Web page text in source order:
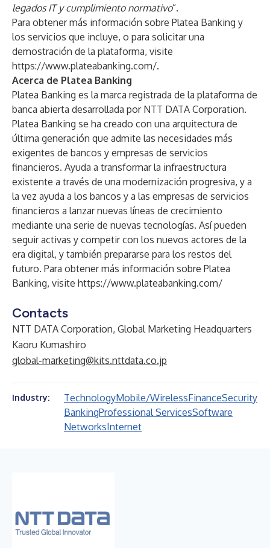
legados IT y cumplimiento normativo”.
Para obtener más información sobre Platea Banking y
los servicios que incluye, o para solicitar una
demostración de la plataforma, visite
https://www.plateabanking.com/.
Acerca de Platea Banking
Platea Banking es la marca registrada de la plataforma de
banca abierta desarrollada por NTT DATA Corporation.
Platea Banking se ha creado con una arquitectura de
última generación que admite las necesidades más
exigentes de bancos y empresas de servicios
financieros. Ayuda a transformar la infraestructura
existente a través de una modernización progresiva, y a
la vez ayuda a los bancos y a las empresas de servicios
financieros a lanzar nuevas líneas de crecimiento
mediante una serie de nuevas tecnologías. Así pueden
seguir activas y competir con los nuevos actores de la
era digital, y también prepararse para los restos del
futuro. Para obtener más información sobre Platea
Banking, visite https://www.plateabanking.com/
Contacts
NTT DATA Corporation, Global Marketing Headquarters
Kaoru Kumashiro
global-marketing@kits.nttdata.co.jp
Industry: TechnologyMobile/WirelessFinanceSecurity
BankingProfessional ServicesSoftware
NetworksInternet